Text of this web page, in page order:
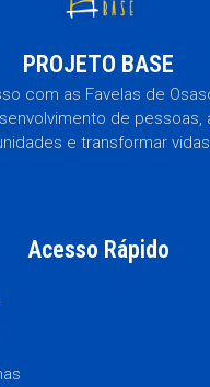
PROJETO BASE
com as Favelas de
de pessoas,
e transformar
Acesso Rápido